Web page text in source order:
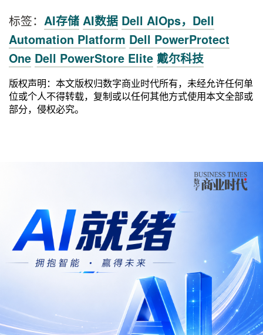
标签： AI存储 AI数据 Dell AIOps，Dell
Automation Platform Dell PowerProtect
One Dell PowerStore Elite 戴尔科技
版权声明：本文版权归数字商业时代所有，未经允许任何单
位或个人不得转载，复制或以任何其他方式使用本文全部或
部分，侵权必究。